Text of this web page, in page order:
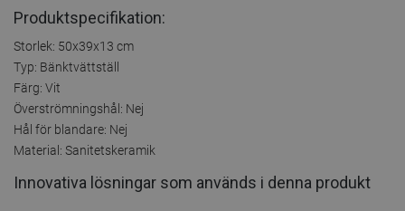
Produktspecifikation:
Storlek: 50x39x13 cm
Typ: Bänktvättställ
Färg: Vit
Överströmningshål: Nej
Hål för blandare: Nej
Material: Sanitetskeramik
Innovativa lösningar som används i denna produkt